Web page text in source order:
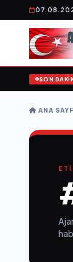
SON
için gün sayıyor•
ANA